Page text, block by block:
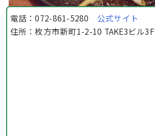
電話：072-861-5280 公式サイト
住所：枚方市新町1-2-10 TAKE3ビル3F